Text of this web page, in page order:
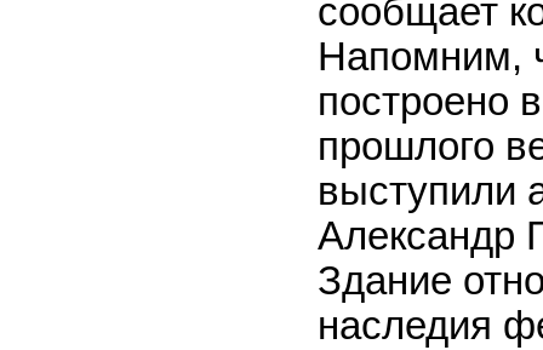
сообщает
Напомним,
построено
прошлого
выступили
Александр
Здание
наследия